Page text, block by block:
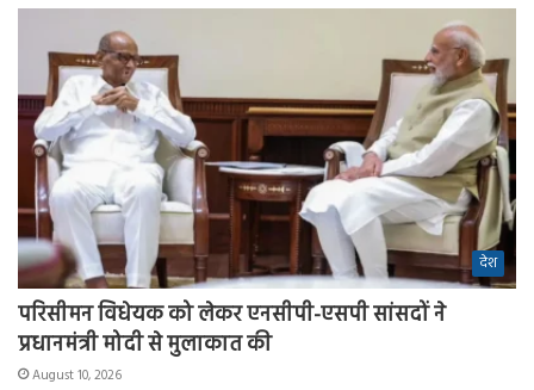
देश
परिसीमन विधेयक को लेकर एनसीपी-एसपी सांसदों ने
प्रधानमंत्री मोदी से मुलाकात की
August 10, 2026